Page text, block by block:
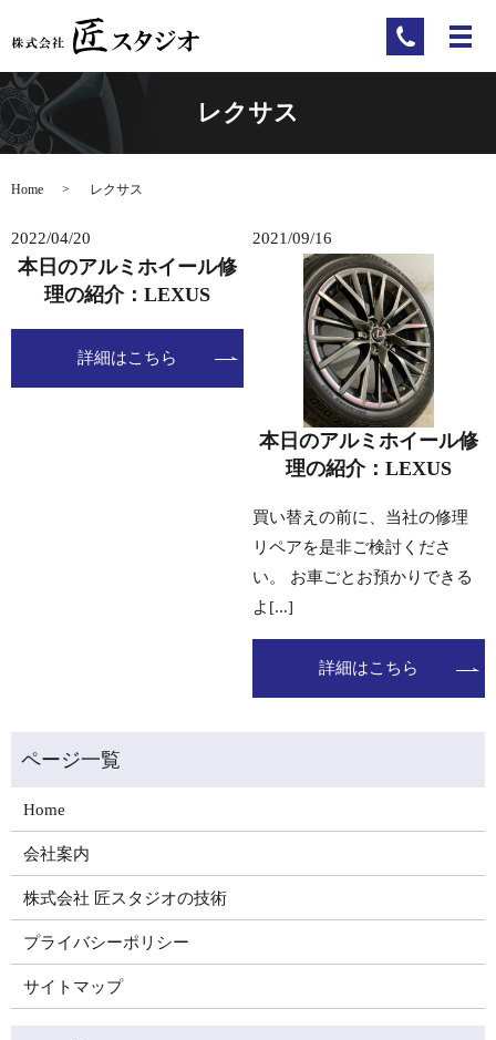
レクサス
Home レクサス
2022/04/20
本日のアルミホイール修
理の紹介：LEXUS
詳細はこちら
2021/09/16
本日のアルミホイール修
理の紹介：LEXUS
買い替えの前に、当社の修理
リペアを是非ご検討くださ
い。 お車ごとお預かりできる
よ[...]
詳細はこちら
Home
会社案内
株式会社 匠スタジオの技術
プライバシーポリシー
サイトマップ